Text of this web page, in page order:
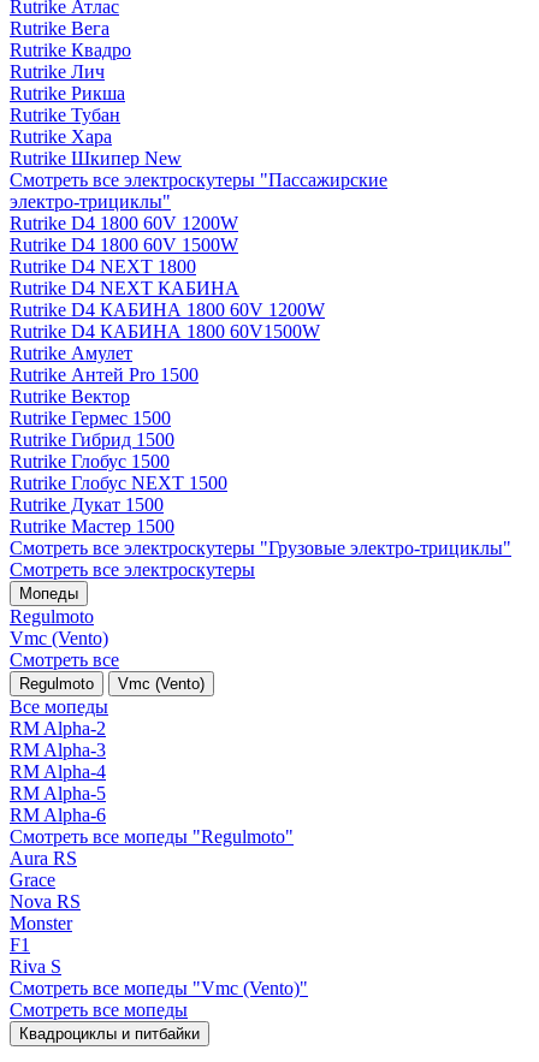
Rutrike Атлас
Rutrike Вега
Rutrike Квадро
Rutrike Лич
Rutrike Рикша
Rutrike Тубан
Rutrike Хара
Rutrike Шкипер New
Смотреть все электро­скутеры "Пассажирские
электро‑трициклы"
Rutrike D4 1800 60V 1200W
Rutrike D4 1800 60V 1500W
Rutrike D4 NEXT 1800
Rutrike D4 NEXT КАБИНА
Rutrike D4 КАБИНА 1800 60V 1200W
Rutrike D4 КАБИНА 1800 60V1500W
Rutrike Амулет
Rutrike Антей Pro 1500
Rutrike Вектор
Rutrike Гермес 1500
Rutrike Гибрид 1500
Rutrike Глобус 1500
Rutrike Глобус NEXT 1500
Rutrike Дукат 1500
Rutrike Мастер 1500
Смотреть все электро­скутеры "Грузовые электро‑трициклы"
Смотреть все электро­скутеры
Мопеды
Regulmoto
Vmc (Vento)
Смотреть все
Regulmoto Vmc (Vento)
Все мопеды
RM Alpha-2
RM Alpha-3
RM Alpha-4
RM Alpha-5
RM Alpha-6
Смотреть все мопеды "Regulmoto"
Aura RS
Grace
Nova RS
Monster
F1
Riva S
Смотреть все мопеды "Vmc (Vento)"
Смотреть все мопеды
Квадроциклы и питбайки